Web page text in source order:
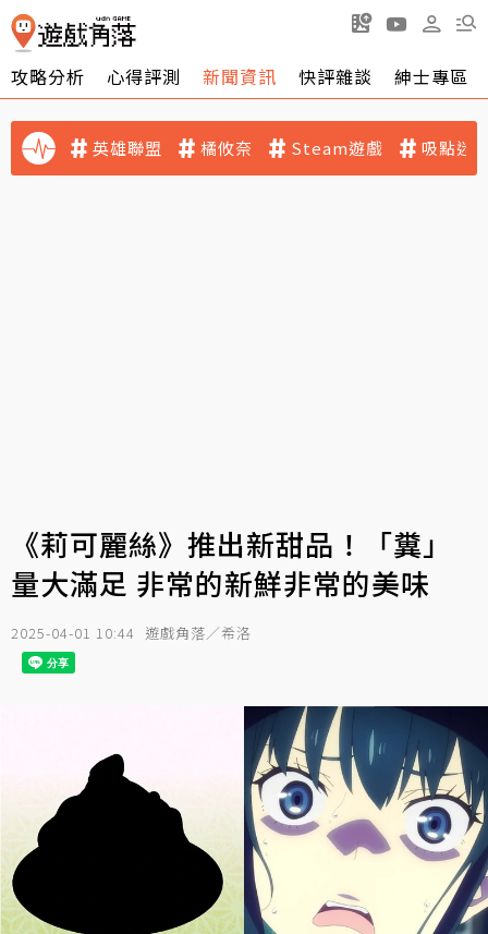
攻略分析 心得評測 新聞資訊 快評雜談 紳士專區
英雄聯盟 橘攸奈 Steam遊戲 吸點迷
《莉可麗絲》推出新甜品！「糞」
量大滿足 非常的新鮮非常的美味
2025-04-01 10:44 遊戲角落／希洛